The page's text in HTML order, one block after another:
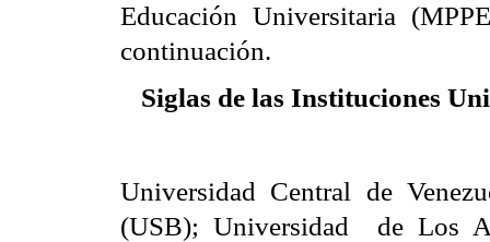
Educación Universitaria
continuación.
Siglas de las Instituciones
Universidad Central de
(USB); Universidad
de Los